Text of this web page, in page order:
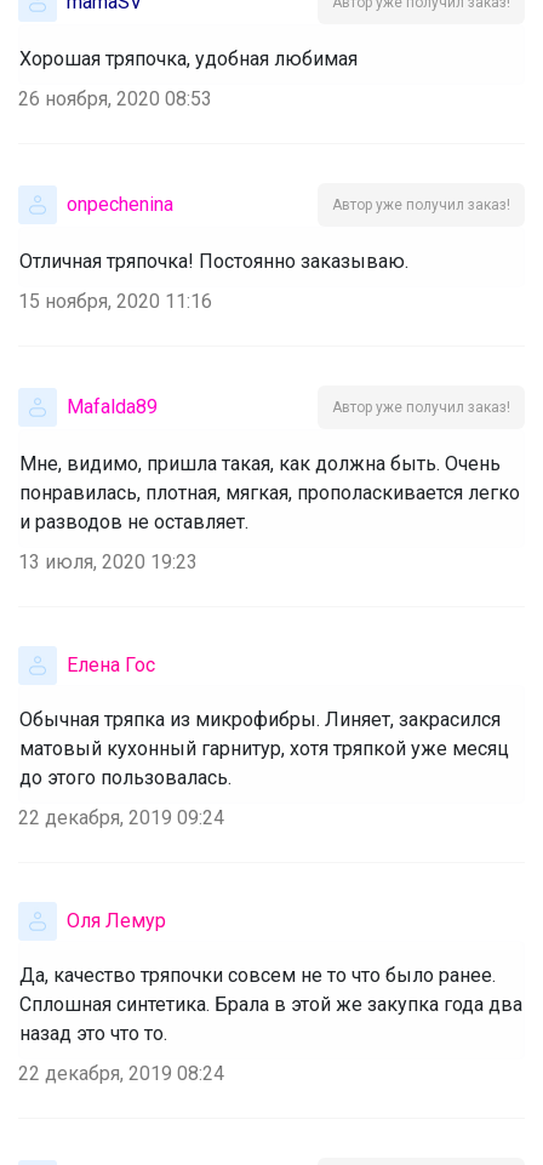
Хорошая тряпочка, удобная любимая
26 ноября, 2020 08:53
onpechenina Автор уже получил заказ!
Отличная тряпочка! Постоянно заказываю.
15 ноября, 2020 11:16
Mafalda89 Автор уже получил заказ!
Мне, видимо, пришла такая, как должна быть. Очень
понравилась, плотная, мягкая, прополаскивается легко
и разводов не оставляет.
13 июля, 2020 19:23
Елена Гос
Обычная тряпка из микрофибры. Линяет, закрасился
матовый кухонный гарнитур, хотя тряпкой уже месяц
до этого пользовалась.
22 декабря, 2019 09:24
Оля Лемур
Да, качество тряпочки совсем не то что было ранее.
Сплошная синтетика. Брала в этой же закупка года два
назад это что то.
22 декабря, 2019 08:24